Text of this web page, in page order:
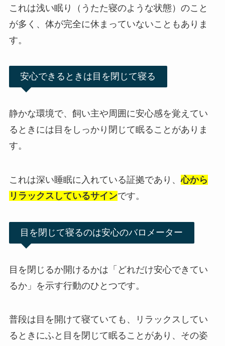
これは浅い眠り（うたた寝のような状態）のこと
が多く、体が完全に休まっていないこともありま
す。
安心できるときは目を閉じて寝る
静かな環境で、飼い主や周囲に安心感を覚えてい
るときには目をしっかり閉じて眠ることがありま
す。
これは深い睡眠に入れている証拠であり、心から
リラックスしているサインです。
目を閉じて寝るのは安心のバロメーター
目を閉じるか開けるかは「どれだけ安心できてい
るか」を示す行動のひとつです。
普段は目を開けて寝ていても、リラックスしてい
るときにふと目を閉じて眠ることがあり、その姿